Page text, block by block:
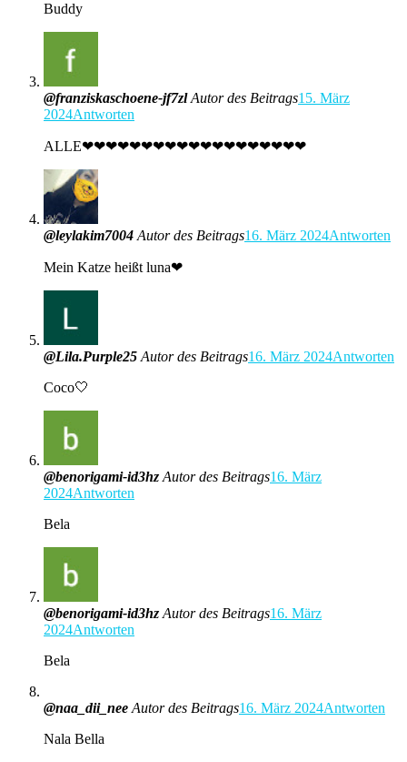
Buddy
@franziskaschoene-jf7zl Autor des Beitrags15. März
2024Antworten
ALLE❤❤❤❤❤❤❤❤❤❤❤❤❤❤❤❤❤❤❤
@leylakim7004 Autor des Beitrags16. März 2024Antworten
Mein Katze heißt luna❤
@Lila.Purple25 Autor des Beitrags16. März 2024Antworten
Coco🤍
@benorigami-id3hz Autor des Beitrags16. März
2024Antworten
Bela
@benorigami-id3hz Autor des Beitrags16. März
2024Antworten
Bela
@naa_dii_nee Autor des Beitrags16. März 2024Antworten
Nala Bella